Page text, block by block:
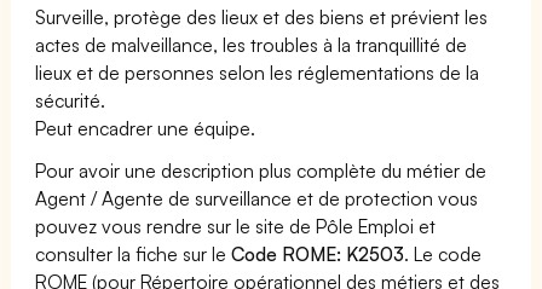
Surveille, protège des lieux et des biens et prévient les
actes de malveillance, les troubles à la tranquillité de
lieux et de personnes selon les réglementations de la
sécurité.
Peut encadrer une équipe.
Pour avoir une description plus complète du métier de
Agent / Agente de surveillance et de protection vous
pouvez vous rendre sur le site de Pôle Emploi et
consulter la fiche sur leCode ROME: K2503. Le code
ROME (pour Répertoire opérationnel des métiers et des